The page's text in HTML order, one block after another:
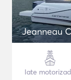
Jeanneau
Iate